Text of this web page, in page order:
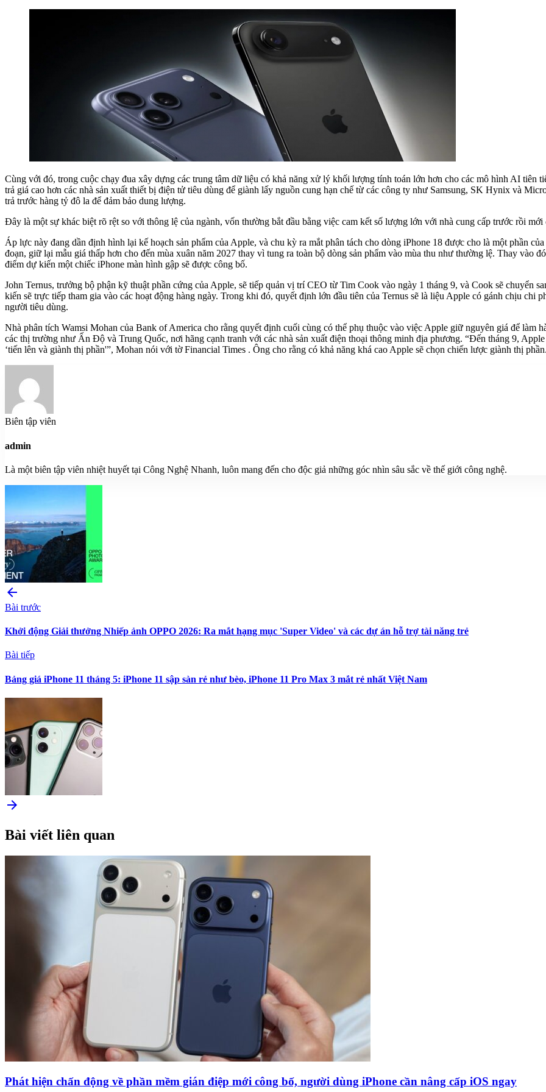
Cùng với đó, trong cuộc chạy đua xây dựng các trung tâm dữ liệu có khả năng xử lý khối lượng tính toán lớn hơn cho các mô hình AI tiên
trả giá cao hơn các nhà sản xuất thiết bị điện tử tiêu dùng để giành lấy nguồn cung hạn chế từ các công ty như Samsung, SK Hynix và
trả trước hàng tỷ đô la để đảm bảo dung lượng.
Đây là một sự khác biệt rõ rệt so với thông lệ của ngành, vốn thường bắt đầu bằng việc cam kết số lượng lớn với nhà cung cấp trước rồi mới
Áp lực này đang dần định hình lại kế hoạch sản phẩm của Apple, và chu kỳ ra mắt phân tách cho dòng iPhone 18 được cho là một phần
đoạn, giữ lại mẫu giá thấp hơn cho đến mùa xuân năm 2027 thay vì tung ra toàn bộ dòng sản phẩm vào mùa thu như thường lệ. Thay vào
điểm dự kiến ​​một chiếc iPhone màn hình gập sẽ được công bố.
John Ternus, trưởng bộ phận kỹ thuật phần cứng của Apple, sẽ tiếp quản vị trí CEO từ Tim Cook vào ngày 1 tháng 9, và Cook sẽ chuyển
kiến ​​sẽ trực tiếp tham gia vào các hoạt động hàng ngày. Trong khi đó, quyết định lớn đầu tiên của Ternus sẽ là liệu Apple có gánh chịu chi
người tiêu dùng.
Nhà phân tích Wamsi Mohan của Bank of America cho rằng quyết định cuối cùng có thể phụ thuộc vào việc Apple giữ nguyên giá để làm
các thị trường như Ấn Độ và Trung Quốc, nơi hãng cạnh tranh với các nhà sản xuất điện thoại thông minh địa phương. “Đến tháng 9,
‘tiến lên và giành thị phần'”, Mohan nói với tờ Financial Times . Ông cho rằng có khả năng khá cao Apple sẽ chọn chiến lược giành thị
Biên tập viên
admin
Là một biên tập viên nhiệt huyết tại Công Nghệ Nhanh, luôn mang đến cho độc giả những góc nhìn sâu sắc về thế giới công nghệ.
arrow_back
Bài trước
Khởi động Giải thưởng Nhiếp ảnh OPPO 2026: Ra mắt hạng mục 'Super Video' và các dự án hỗ trợ tài năng trẻ
Bài tiếp
Bảng giá iPhone 11 tháng 5: iPhone 11 sập sàn rẻ như bèo, iPhone 11 Pro Max 3 mắt rẻ nhất Việt Nam
arrow_forward
Bài viết liên quan
Phát hiện chấn động về phần mềm gián điệp mới công bố, người dùng iPhone cần nâng cấp iOS ngay